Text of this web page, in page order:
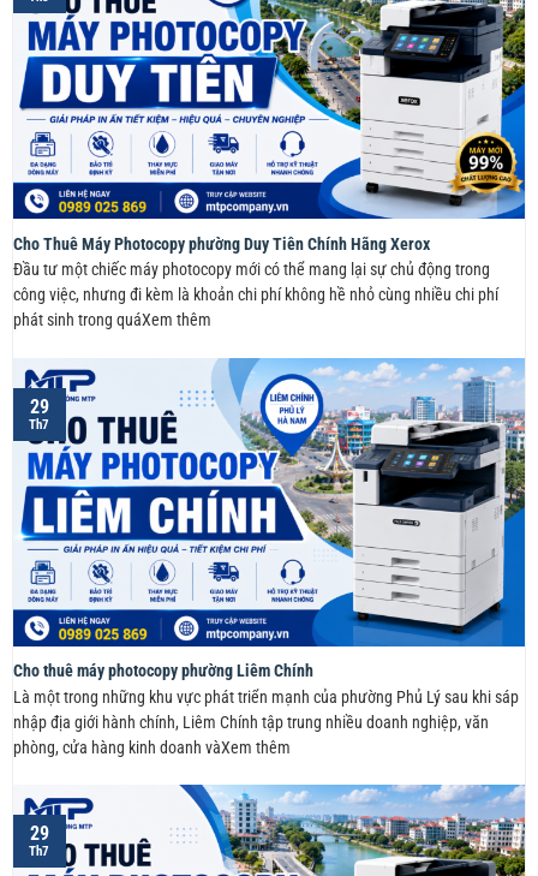
Cho Thuê Máy Photocopy phường Duy Tiên Chính Hãng Xerox
Đầu tư một chiếc máy photocopy mới có thể mang lại sự chủ động trong
công việc, nhưng đi kèm là khoản chi phí không hề nhỏ cùng nhiều chi phí
phát sinh trong quáXem thêm
Cho thuê máy photocopy phường Liêm Chính
Là một trong những khu vực phát triển mạnh của phường Phủ Lý sau khi sáp
nhập địa giới hành chính, Liêm Chính tập trung nhiều doanh nghiệp, văn
phòng, cửa hàng kinh doanh vàXem thêm
29
Th7
29
Th7